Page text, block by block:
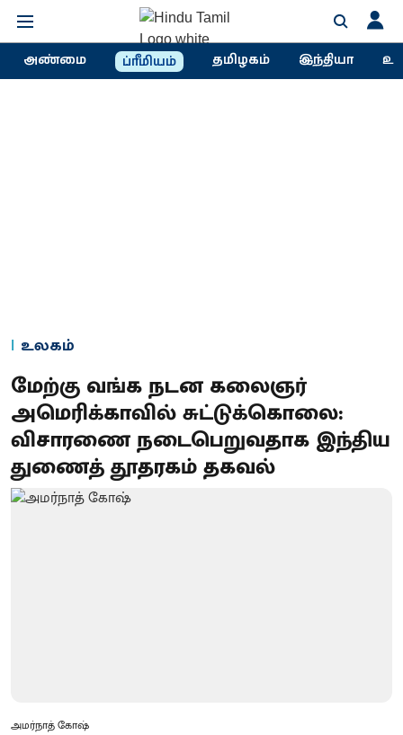
அண்மை ப்ரீமியம் தமிழகம் இந்தியா
உலகம்
மேற்கு வங்க நடன கலைஞர்
அமெரிக்காவில் சுட்டுக்கொலை:
விசாரணை நடைபெறுவதாக இந்திய
துணைத் தூதரகம் தகவல்
அமர்நாத் கோஷ்